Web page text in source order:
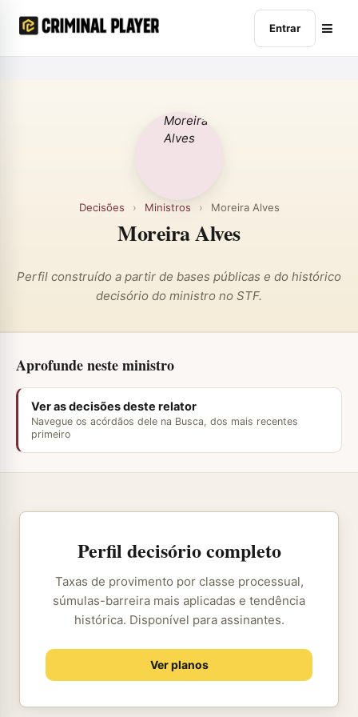
Entrar
Decisões › Ministros › Moreira Alves
Moreira Alves
Perfil construído a partir de bases públicas e do histórico
decisório do ministro no STF.
Aprofunde neste ministro
Ver as decisões deste relator
Navegue os acórdãos dele na Busca, dos mais recentes
primeiro
Perfil decisório completo
Taxas de provimento por classe processual,
súmulas-barreira mais aplicadas e tendência
histórica. Disponível para assinantes.
Ver planos